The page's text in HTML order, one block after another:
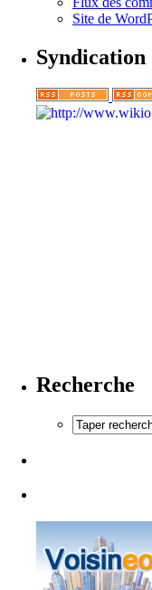
Site de
Syndication
Recherche